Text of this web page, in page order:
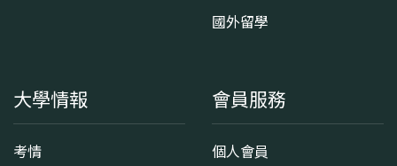
國外留學
大學情報
考情
會員服務
個人會員